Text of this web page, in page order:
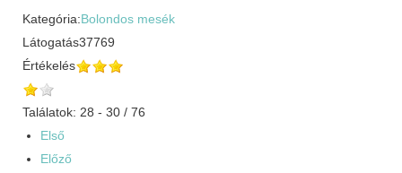
Kategória:Bolondos mesék
Látogatás37769
Értékelés
Találatok: 28 - 30 / 76
Első
Előző